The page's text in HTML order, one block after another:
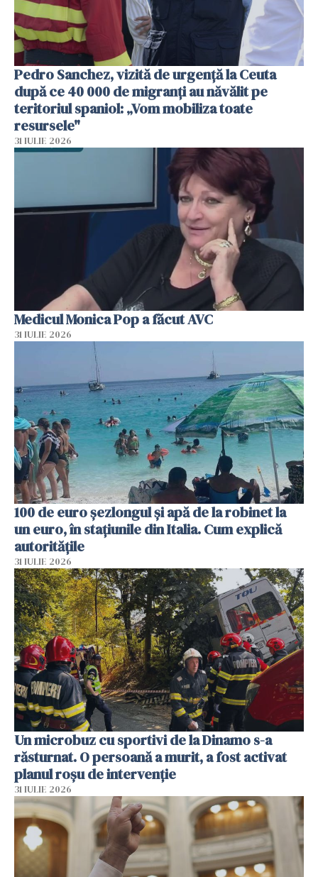
Pedro Sanchez, vizită de urgență la Ceuta
după ce 40 000 de migranți au năvălit pe
teritoriul spaniol: „Vom mobiliza toate
resursele"
31 IULIE 2026
Medicul Monica Pop a făcut AVC
31 IULIE 2026
100 de euro șezlongul și apă de la robinet la
un euro, în stațiunile din Italia. Cum explică
autoritățile
31 IULIE 2026
Un microbuz cu sportivi de la Dinamo s-a
răsturnat. O persoană a murit, a fost activat
planul roșu de intervenție
31 IULIE 2026